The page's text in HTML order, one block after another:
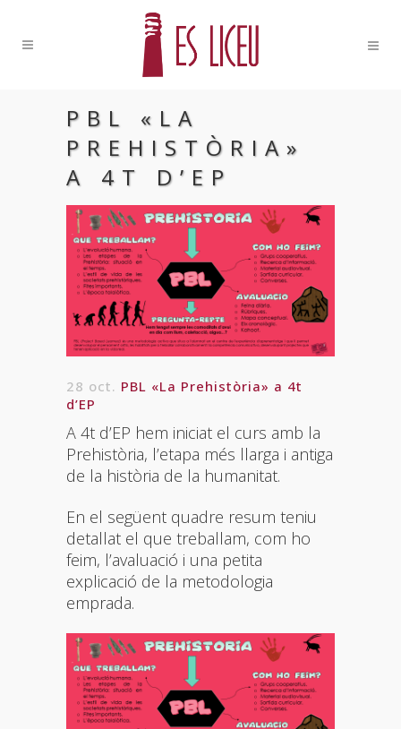
PBL «LA
PREHISTÒRIA»
A 4T D’EP
28 oct. PBL «La Prehistòria» a 4t
d’EP
A 4t d’EP hem iniciat el curs amb la
Prehistòria, l’etapa més llarga i antiga
de la història de la humanitat.
En el següent quadre resum teniu
detallat el que treballam, com ho
feim, l’avaluació i una petita
explicació de la metodologia
emprada.